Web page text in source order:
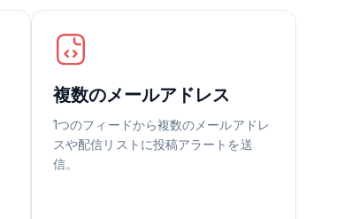
複数のメールアドレス
1つのフィードから複数のメールアドレ
スや配信リストに投稿アラートを送
信。